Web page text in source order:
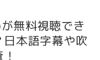
無料視聴でき
本語字幕や吹